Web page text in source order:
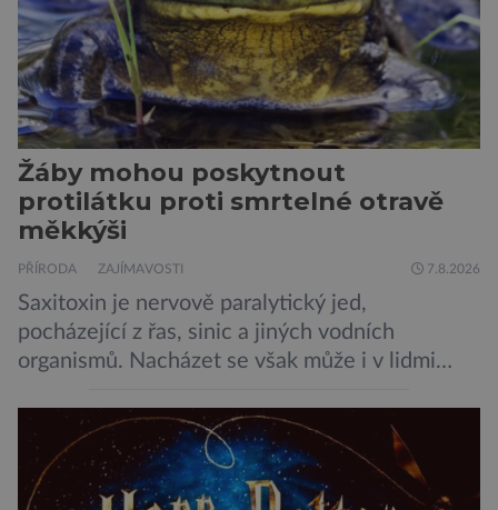
Žáby mohou poskytnout
protilátku proti smrtelné otravě
měkkýši
PŘÍRODA ZAJÍMAVOSTI 7.8.2026
Saxitoxin je nervově paralytický jed,
pocházející z řas, sinic a jiných vodních
organismů. Nacházet se však může i v lidmi
slávky. K příznakům otravy patří paralýza
dýchacích cest, dojít však může až k udušení.
Dosud proti tomuto jedu neexistovala
protilátka, nyní ji zřejmě vědci objevili, ovšem